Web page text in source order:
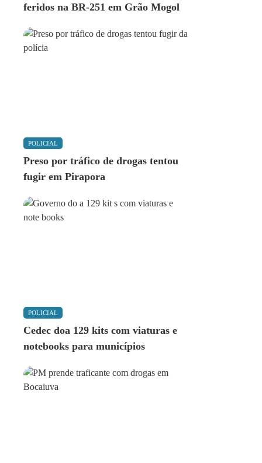
feridos na BR-251 em Grão Mogol
POLICIAL
Preso por tráfico de drogas tentou
fugir em Pirapora
POLICIAL
Cedec doa 129 kits com viaturas e
notebooks para municípios